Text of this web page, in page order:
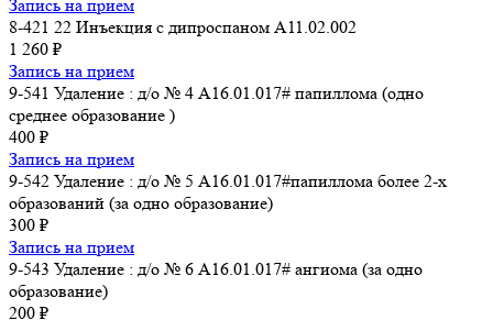
Запись на прием
8-421 22 Инъекция с дипроспаном A11.02.002
1 260 ₽
Запись на прием
9-541 Удаление : д/о № 4 A16.01.017# папиллома (одно
среднее образование )
400 ₽
Запись на прием
9-542 Удаление : д/о № 5 A16.01.017#папиллома более 2-х
образований (за одно образование)
300 ₽
Запись на прием
9-543 Удаление : д/о № 6 A16.01.017# ангиома (за одно
образование)
200 ₽